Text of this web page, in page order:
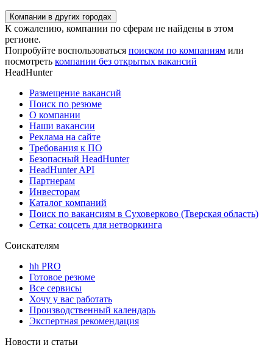
Компании в других городах
К сожалению, компании по сферам не найдены в этом
регионе.
Попробуйте воспользоваться поиском по компаниям или
посмотреть компании без открытых вакансий
HeadHunter
Размещение вакансий
Поиск по резюме
О компании
Наши вакансии
Реклама на сайте
Требования к ПО
Безопасный HeadHunter
HeadHunter API
Партнерам
Инвесторам
Каталог компаний
Поиск по вакансиям в Суховерково (Тверская область)
Сетка: соцсеть для нетворкинга
Соискателям
hh PRO
Готовое резюме
Все сервисы
Хочу у вас работать
Производственный календарь
Экспертная рекомендация
Новости и статьи